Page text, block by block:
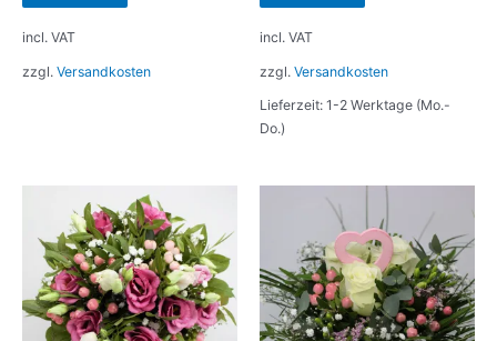
incl. VAT
zzgl. Versandkosten
incl. VAT
zzgl. Versandkosten
Lieferzeit: 1-2 Werktage (Mo.-
Do.)